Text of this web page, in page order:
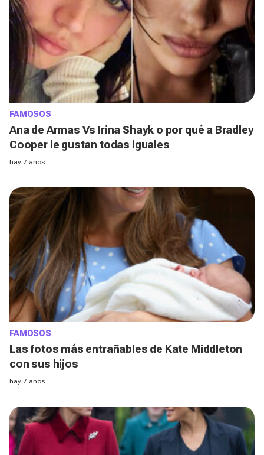
FAMOSOS
Ana de Armas Vs Irina Shayk o por qué a Bradley
Cooper le gustan todas iguales
hay 7 años
FAMOSOS
Las fotos más entrañables de Kate Middleton
con sus hijos
hay 7 años